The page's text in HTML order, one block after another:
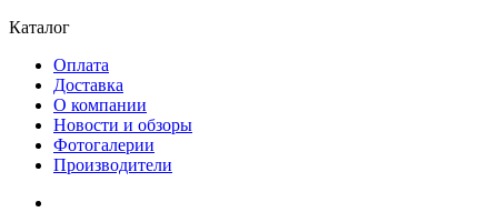
Каталог
Оплата
Доставка
О компании
Новости и обзоры
Фотогалерии
Производители